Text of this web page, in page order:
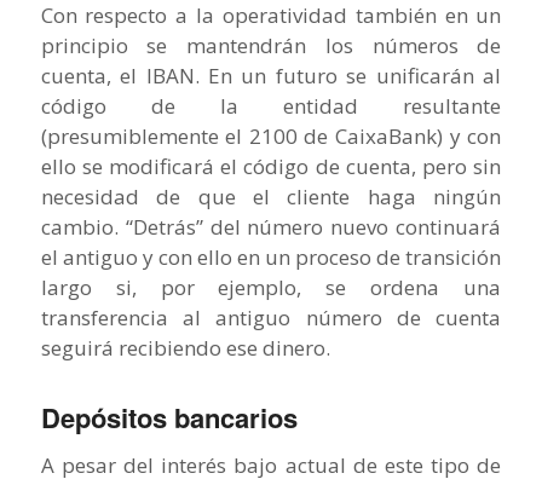
Con respecto a la operatividad también en un
principio se mantendrán los números de
cuenta, el IBAN. En un futuro se unificarán al
código de la entidad resultante
(presumiblemente el 2100 de CaixaBank) y con
ello se modificará el código de cuenta, pero sin
necesidad de que el cliente haga ningún
cambio. “Detrás” del número nuevo continuará
el antiguo y con ello en un proceso de transición
largo si, por ejemplo, se ordena una
transferencia al antiguo número de cuenta
seguirá recibiendo ese dinero.
Depósitos bancarios
A pesar del interés bajo actual de este tipo de